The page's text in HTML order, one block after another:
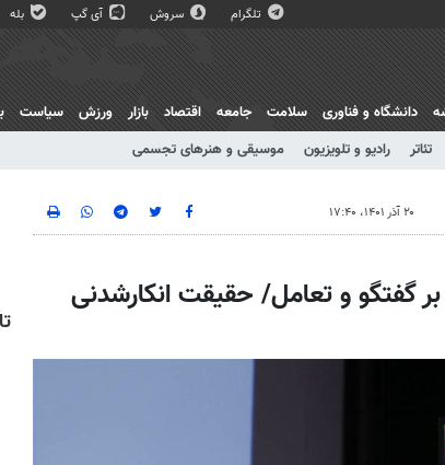
تلگرام سروش آی گپ بله
تئاتر رادیو و تلویزیون موسیقی و هنرهای تجسمی
دانشگاه و فناوری سلامت جامعه اقتصاد بازار ورزش سیاست
۲۰ آذر ۱۴۰۱، ۱۷:۴۰
گفتگو و تعامل/ حقیقت انکارشدنی